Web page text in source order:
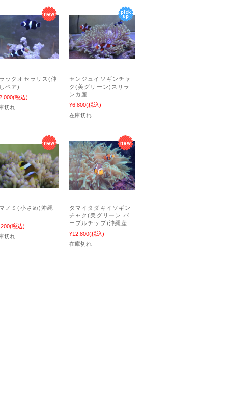
ックオセラリス(仲
ペア)
(税込)
切れ
センジュイソギンチャ
ク(美グリーン)スリラ
ンカ産
¥6,800(税込)
在庫切れ
ノミ(小さめ)沖縄
(税込)
切れ
タマイタダキイソギン
チャク(美グリーン パ
ープルチップ)沖縄産
¥12,800(税込)
在庫切れ